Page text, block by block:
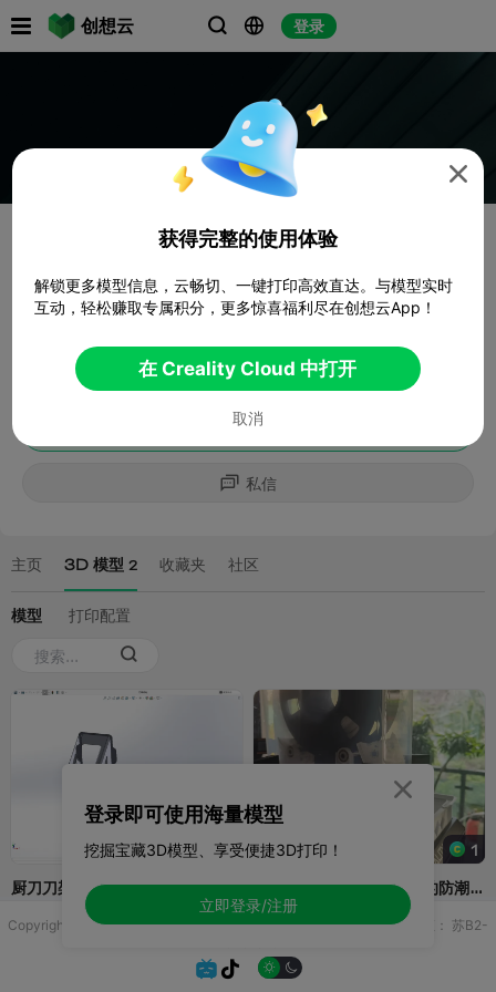
创想云   登录
Copyright © 2025 无锡控博科技有限公司 版权所有增值电信业务许可证： 苏B2-
 
登录即可使用海量模型
挖掘宝藏3D模型、享受便捷3D打印！
立即登录/注册


获得完整的使用体验
解锁更多模型信息，云畅切、一键打印高效直达。与模型实时
互动，轻松赚取专属积分，更多惊喜福利尽在创想云App！
在 Creality Cloud 中打开
取消